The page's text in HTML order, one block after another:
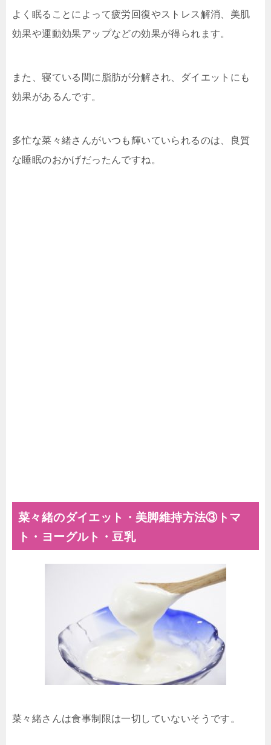
よく眠ることによって疲労回復やストレス解消、美肌
効果や運動効果アップなどの効果が得られます。
また、寝ている間に脂肪が分解され、ダイエットにも
効果があるんです。
多忙な菜々緒さんがいつも輝いていられるのは、良質
な睡眠のおかげだったんですね。
菜々緒のダイエット・美脚維持方法③トマ
ト・ヨーグルト・豆乳
菜々緒さんは食事制限は一切していないそうです。